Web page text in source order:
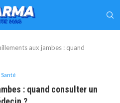
aux jambes : quand
Santé
: quand consulter un